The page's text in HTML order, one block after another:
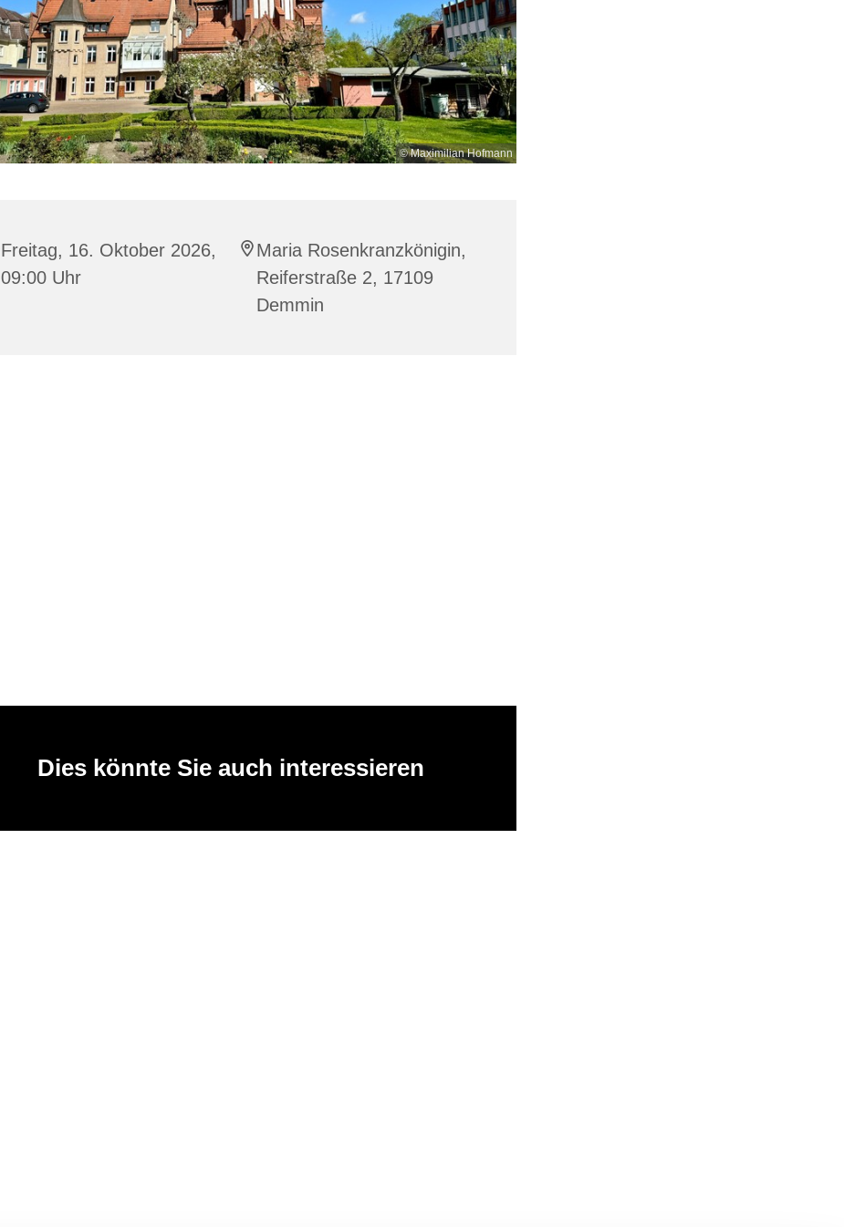
© Maximilian Hofmann
Freitag, 16. Oktober 2026,
09:00 Uhr
Maria Rosenkranzkönigin,
Reiferstraße 2, 17109
Demmin
Dies könnte Sie auch interessieren